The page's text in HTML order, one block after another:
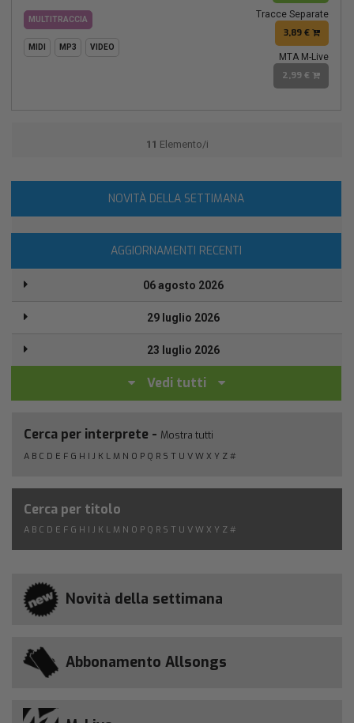
MULTITRACCIA
MIDI MP3 VIDEO
Tracce Separate
3,89 €
MTA M-Live
2,99 €
11 Elemento/i
NOVITÀ DELLA SETTIMANA
AGGIORNAMENTI RECENTI
06 agosto 2026
29 luglio 2026
23 luglio 2026
Vedi tutti
Cerca per interprete - Mostra tutti
A B C D E F G H I J K L M N O P Q R S T U V W X Y Z #
Cerca per titolo
A B C D E F G H I J K L M N O P Q R S T U V W X Y Z #
Novità della settimana
Abbonamento Allsongs